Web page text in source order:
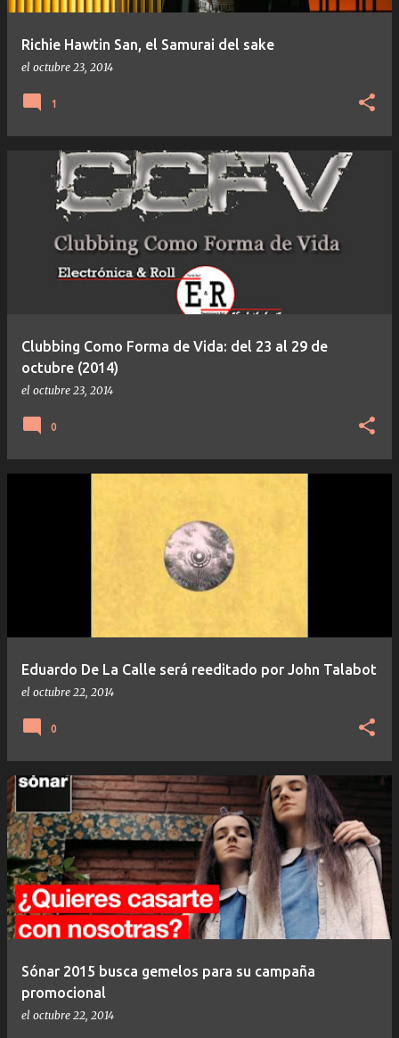
Richie Hawtin San, el Samurai del sake
el octubre 23, 2014
1
Clubbing Como Forma de Vida: del 23 al 29 de
octubre (2014)
el octubre 23, 2014
0
Eduardo De La Calle será reeditado por John Talabot
el octubre 22, 2014
0
Sónar 2015 busca gemelos para su campaña
promocional
el octubre 22, 2014